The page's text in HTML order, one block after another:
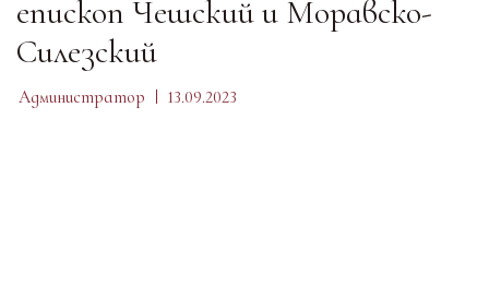
епископ Чешский и Моравско-
Силезский
Администратор 13.09.2023